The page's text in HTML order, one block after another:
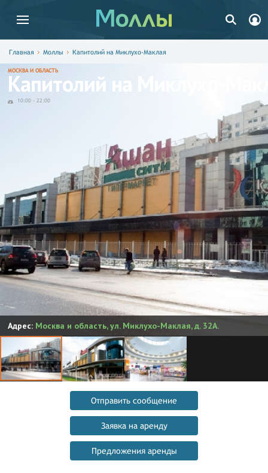
Главная Моллы Капитолий на Миклухо-Маклая
МОСКВА И ОБЛАСТЬ
Капитолий на Миклухо-
10:00 - 22:00
Адрес: Москва и область,ул. Миклухо-Маклая, д. 32А.
Отправить сообщение
Заявка на аренду
Предложения аренды